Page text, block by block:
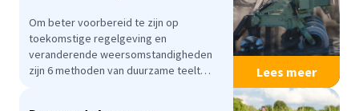
Lees meer
Om beter voorbereid te zijn op
toekomstige regelgeving en
veranderende weersomstandigheden
zijn 6 methoden van duurzame teelt